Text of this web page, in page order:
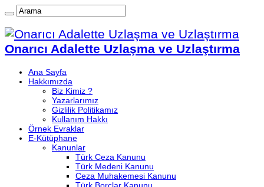
Onarıcı Adalette Uzlaşma ve Uzlaştırma
Ana Sayfa
Hakkımızda
Biz Kimiz ?
Yazarlarımız
Gizlilik Politikamız
Kullanım Hakkı
Örnek Evraklar
E-Kütüphane
Kanunlar
Türk Ceza Kanunu
Türk Medeni Kanunu
Ceza Muhakemesi Kanunu